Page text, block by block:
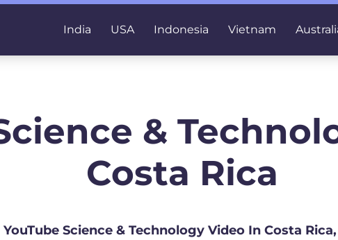
India USA Indonesia Vietnam
&
Costa Rica
Science & Technology Video In Costa